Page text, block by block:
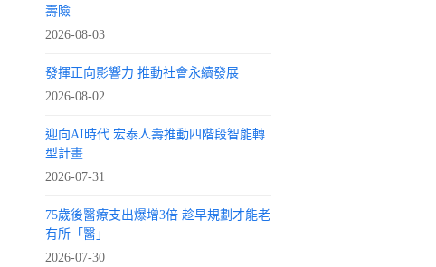
壽險
2026-08-03
發揮正向影響力 推動社會永續發展
2026-08-02
迎向AI時代 宏泰人壽推動四階段智能轉
型計畫
2026-07-31
75歲後醫療支出爆增3倍 趁早規劃才能老
有所「醫」
2026-07-30